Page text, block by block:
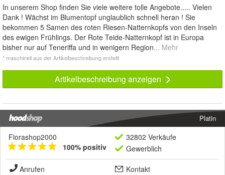
In unserem Shop finden Sie viele weitere tolle Angebote..... Vielen
Dank ! Wächst im Blumentopf unglaublich schnell heran ! Sie
bekommen 5 Samen des roten Riesen-Natternkopfs von den Inseln
des ewigen Frühlings. Der Rote Teide-Natternkopf ist in Europa
bisher nur auf Teneriffa und in wenigern Region... Mehr
* maschinell aus der Artikelbeschreibung erstellt
Artikelbeschreibung anzeigen
Platin
Florashop2000
100% positiv
32802 Verkäufe
Gewerblich
Anrufen
Kontakt